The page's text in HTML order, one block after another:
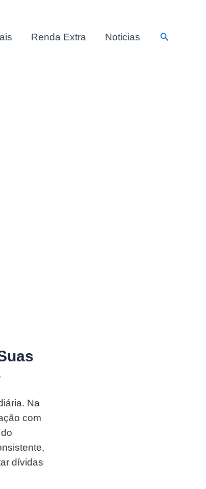
Renda Extra Noticias Pesquisar
Na
com
dívidas